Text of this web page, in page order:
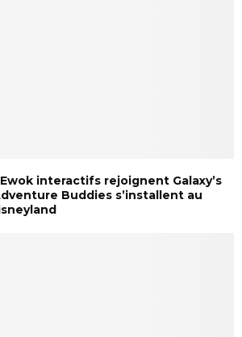
interactifs rejoignent Galaxy’s
Buddies s’installent au